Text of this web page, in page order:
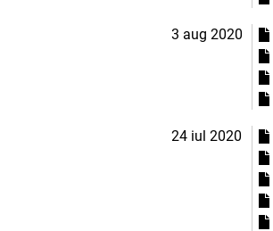
3 aug 2020
24 iul 2020